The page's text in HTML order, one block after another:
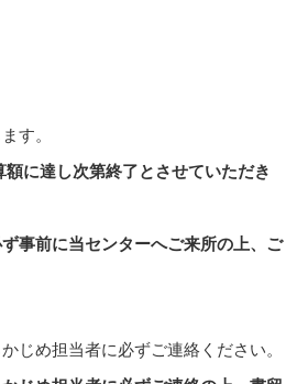
す。
に達し次第終了とさせていただき
事前に当センターへご来所の上、ご
じめ担当者に必ずご連絡ください。